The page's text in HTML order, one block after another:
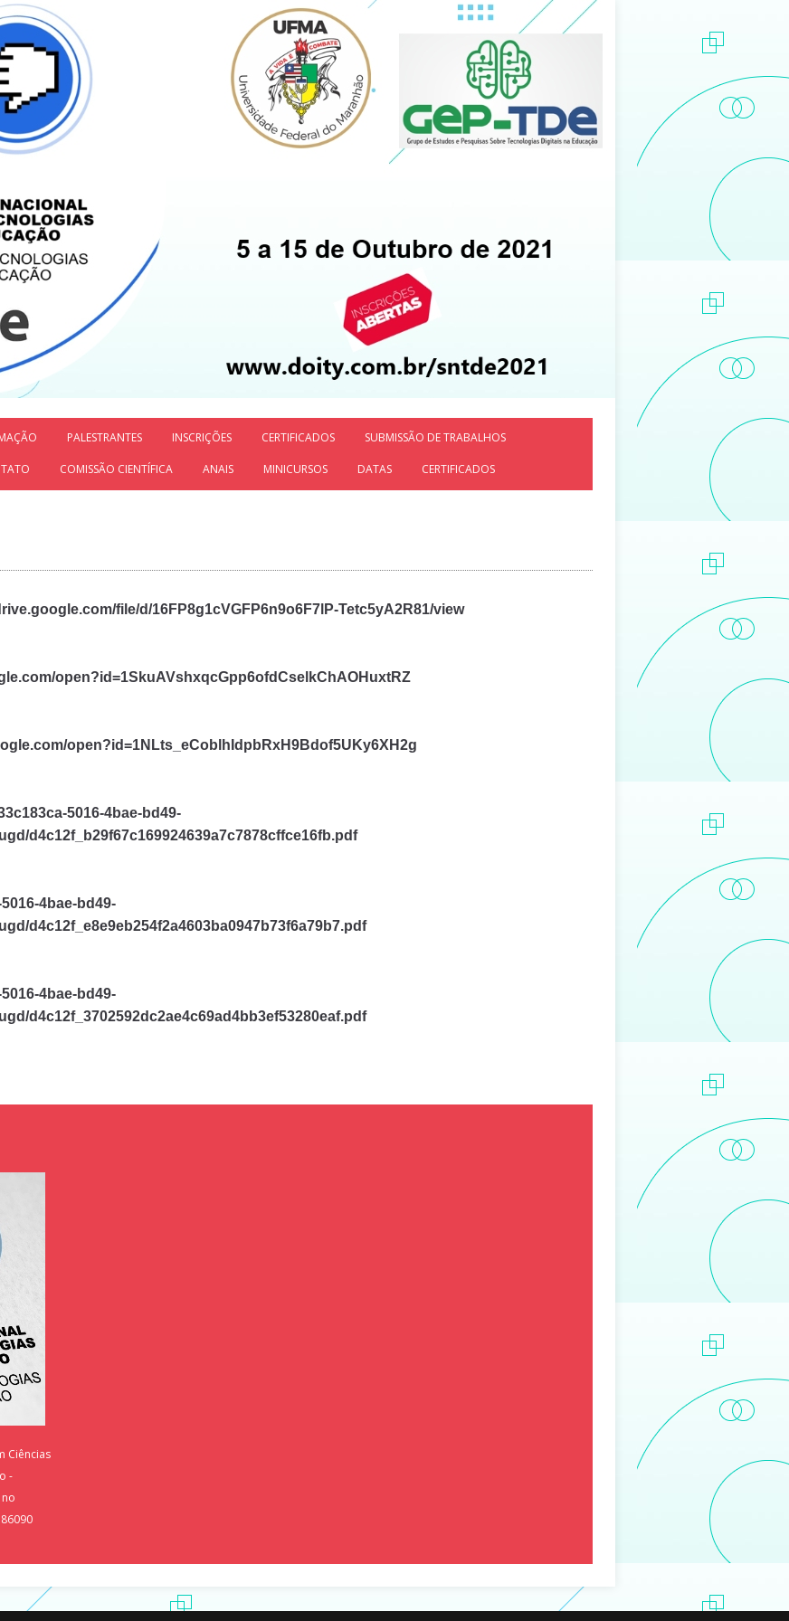
PALESTRANTES INSCRIÇÕES CERTIFICADOS SUBMISSÃO DE TRABALHOS
COMISSÃO CIENTÍFICA ANAIS MINICURSOS DATAS CERTIFICADOS
file/d/16FP8g1cVGFP6n9o6F7lP-Tetc5yA2R81/view
open?id=1SkuAVshxqcGpp6ofdCselkChAOHuxtRZ
open?id=1NLts_eCoblhIdpbRxH9Bdof5UKy6XH2g
5016-4bae-bd49-
d4c12f_b29f67c169924639a7c7878cffce16fb.pdf
4bae-bd49-
d4c12f_e8e9eb254f2a4603ba0947b73f6a79b7.pdf
4bae-bd49-
d4c12f_3702592dc2ae4c69ad4bb3ef53280eaf.pdf
Ciências
-